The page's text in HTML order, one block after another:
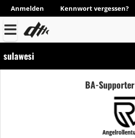
Anmelden Kennwort vergessen?
sulawesi
BA-Supporter